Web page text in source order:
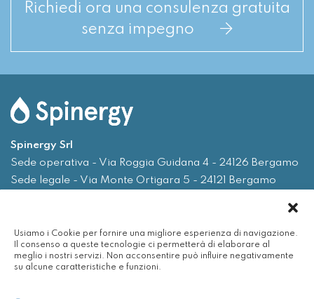
Usiamo i Cookie per fornire una migliore esperienza di navigazione.
Il consenso a queste tecnologie ci permetterà di elaborare al
meglio i nostri servizi. Non acconsentire può influire negativamente
su alcune caratteristiche e funzioni.
Richiedi ora una consulenza gratuita
senza impegno
Spinergy Srl
Sede operativa - Via Roggia Guidana 4 - 24126 Bergamo
Sede legale - Via Monte Ortigara 5 - 24121 Bergamo
Email
info@spinergy.it
Servizi